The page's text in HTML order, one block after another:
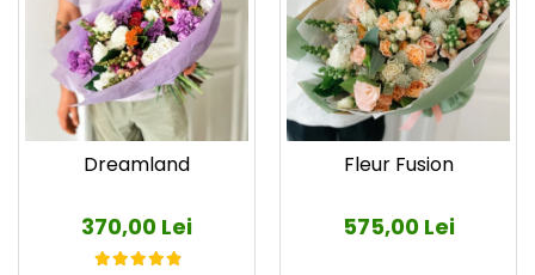
Dreamland
370,00 Lei
Fleur Fusion
575,00 Lei